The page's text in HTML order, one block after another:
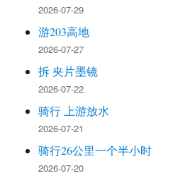
2026-07-29
游203高地
2026-07-27
拆 夹片墨镜
2026-07-22
骑行 上游放水
2026-07-21
骑行26公里一个半小时
2026-07-20